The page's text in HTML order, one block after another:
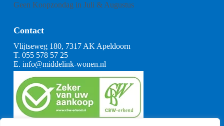
Geen Koopzondag in Juli & Augustus
Contact
Vlijtseweg 180, 7317 AK Apeldoorn
T. 055 578 57 25
E. info@middelink-wonen.nl